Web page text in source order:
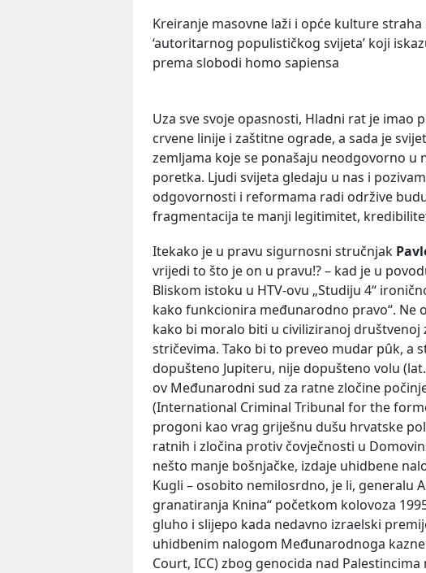
Kreiranje masovne laži i opće kulture
‘autoritarnog populističkog svijeta’ koji
prema slobodi homo sapiensa
Uza sve svoje opasnosti, Hladni rat je imao
crvene linije i zaštitne ograde, a sada je
zemljama koje se ponašaju neodgovorno u
poretka. Ljudi svijeta gledaju u nas i
odgovornosti i reformama radi održive
fragmentacija te manji legitimitet,
Itekako je u pravu sigurnosni stručnjak
vrijedi to što je on u pravu!? – kad je u
Bliskom istoku u HTV-ovu „Studiju 4“
kako funkcionira međunarodno pravo“. Ne
kako bi moralo biti u civiliziranoj društvenoj
stričevima. Tako bi to preveo mudar pûk, a
dopušteno Jupiteru, nije dopušteno volu
ov Međunarodni sud za ratne zločine
(International Criminal Tribunal for the
progoni kao vrag griješnu dušu hrvatske
ratnih i zločina protiv čovječnosti u
nešto manje bošnjačke, izdaje uhidbene
Kugli – osobito nemilosrdno, je li, generalu
granatiranja Knina“ početkom kolovoza
gluho i slijepo kada nedavno izraelski
uhidbenim nalogom Međunarodnoga
Court, ICC) zbog genocida nad